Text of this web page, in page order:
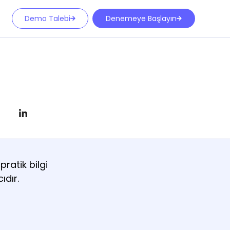
Demo Talebi Denemeye Başlayın
pratik bilgi